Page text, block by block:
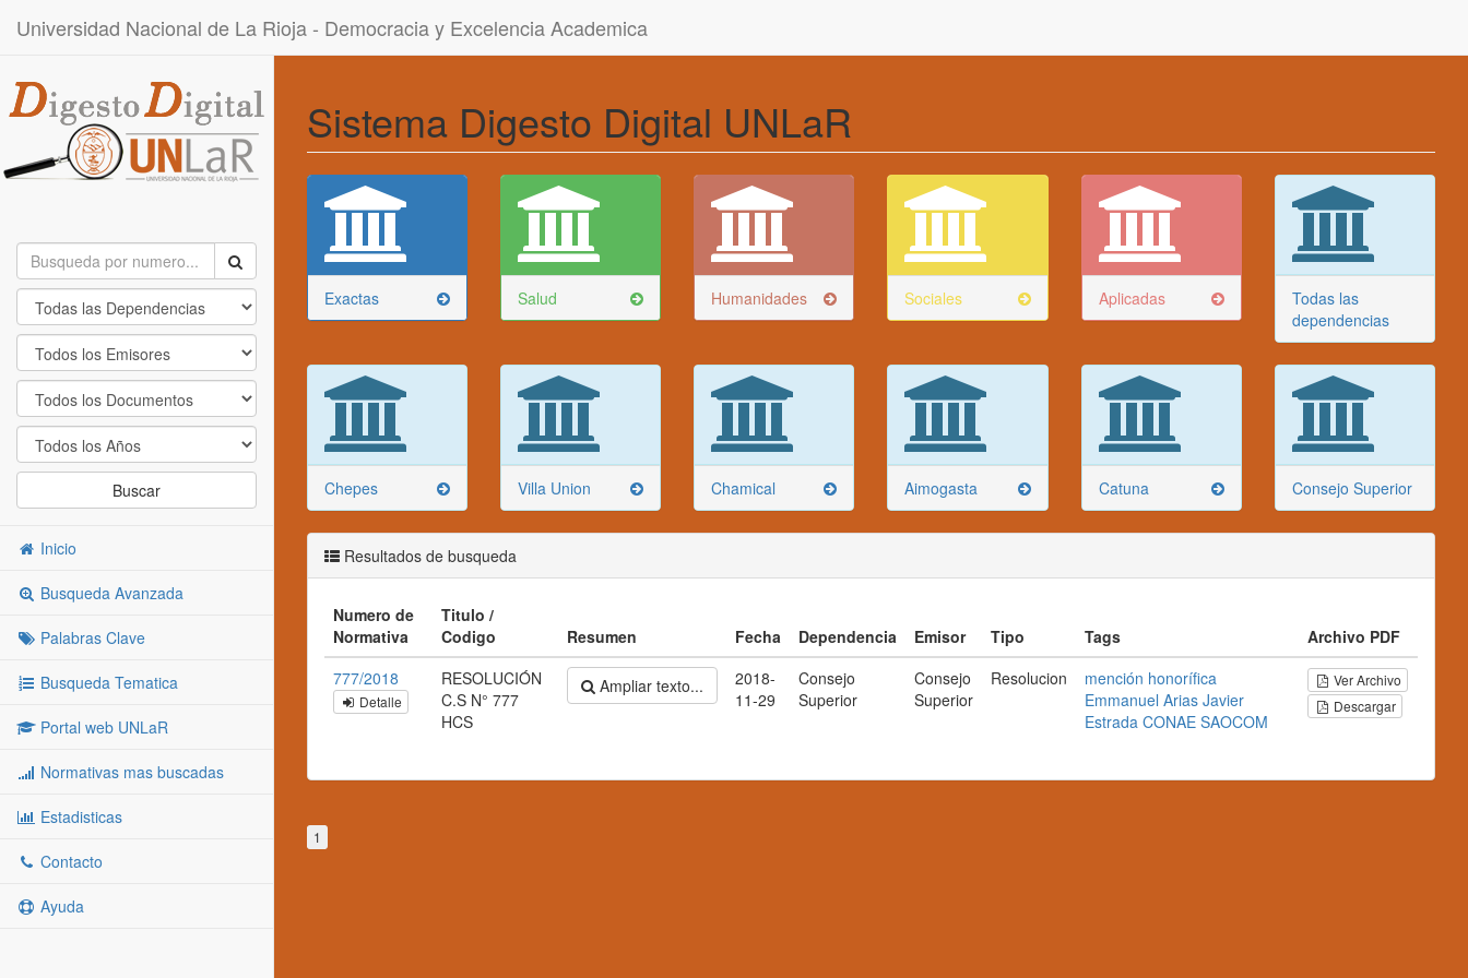
Universidad Nacional de La Rioja - Democracia y Excelencia Academica
Buscar
Inicio
Busqueda Avanzada
Palabras Clave
Busqueda Tematica
Portal web UNLaR
Normativas mas buscadas
Estadisticas
Contacto
Ayuda
Sistema Digesto Digital UNLaR
Exactas Salud Humanidades Sociales Aplicadas
Todas las
dependencias
Chepes Villa Union Chamical Aimogasta Catuna Consejo Superior
Resultados de busqueda
Numero de
Normativa
Titulo /
Codigo
Resumen Fecha Dependencia Emisor Tipo Tags
Archivo PDF
777/2018
Detalle
RESOLUCIÓN
C.S N° 777
HCS
Ampliar texto...
2018-
11-29
Consejo
Superior
Consejo
Superior
Resolucion mención honorífica
Emmanuel Arias Javier
Estrada CONAE SAOCOM
Ver Archivo
Descargar
1